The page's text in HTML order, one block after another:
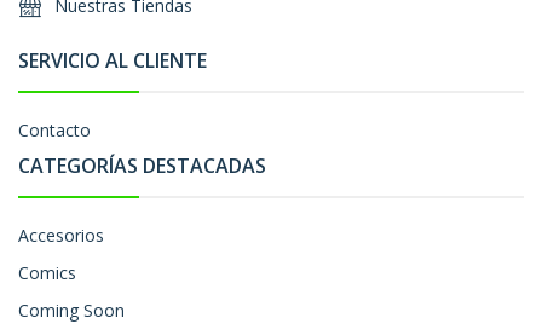
Nuestras Tiendas
SERVICIO AL CLIENTE
Contacto
CATEGORÍAS DESTACADAS
Accesorios
Comics
Coming Soon